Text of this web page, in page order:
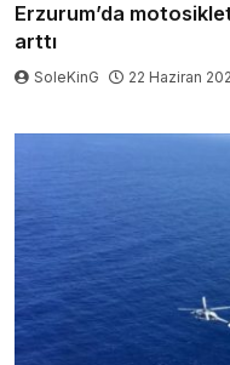
Erzurum’da
arttı
SoleKinG 22 Haziran